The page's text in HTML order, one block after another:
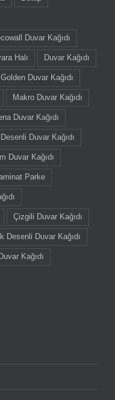
Duvar Kağıdı
Halı Duvar Kağıdı
Golden Duvar Kağıdı
Makro Duvar Kağıdı
Duvar Kağıdı
Duvar Kağıdı
Duvar Kağıdı
Parke
Çizgili Duvar Kağıdı
Desenli Duvar Kağıdı
Kağıdı